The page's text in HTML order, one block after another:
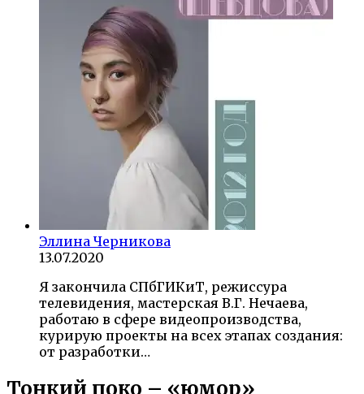
Эллина Черникова
13.07.2020
Я закончила СПбГИКиТ, режиссура
телевидения, мастерская В.Г. Нечаева,
работаю в сфере видеопроизводства,
курирую проекты на всех этапах создания:
от разработки…
Тонкий поко – «юмор»